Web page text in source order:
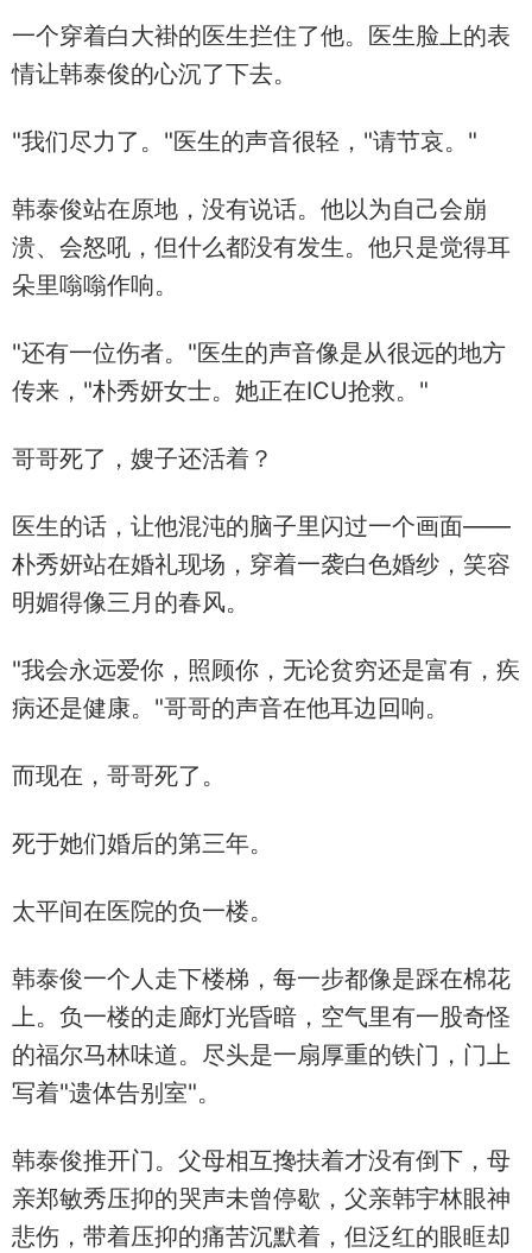
一个穿着白大褂的医生拦住了他。医生脸上的表
情让韩泰俊的心沉了下去。
"我们尽力了。"医生的声音很轻，"请节哀。"
韩泰俊站在原地，没有说话。他以为自己会崩
溃、会怒吼，但什么都没有发生。他只是觉得耳
朵里嗡嗡作响。
"还有一位伤者。"医生的声音像是从很远的地方
传来，"朴秀妍女士。她正在ICU抢救。"
哥哥死了，嫂子还活着？
医生的话，让他混沌的脑子里闪过一个画面——
朴秀妍站在婚礼现场，穿着一袭白色婚纱，笑容
明媚得像三月的春风。
"我会永远爱你，照顾你，无论贫穷还是富有，疾
病还是健康。"哥哥的声音在他耳边回响。
而现在，哥哥死了。
死于她们婚后的第三年。
太平间在医院的负一楼。
韩泰俊一个人走下楼梯，每一步都像是踩在棉花
上。负一楼的走廊灯光昏暗，空气里有一股奇怪
的福尔马林味道。尽头是一扇厚重的铁门，门上
写着"遗体告别室"。
韩泰俊推开门。父母相互搀扶着才没有倒下，母
亲郑敏秀压抑的哭声未曾停歇，父亲韩宇林眼神
悲伤，带着压抑的痛苦沉默着，但泛红的眼眶却